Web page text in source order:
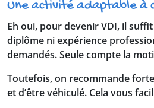
Une activité adaptable à
Eh oui, pour devenir VDI, il
diplôme ni expérience
demandés.Seule compte la
Toutefois, on recommande
et d’être véhiculé. Cela vous